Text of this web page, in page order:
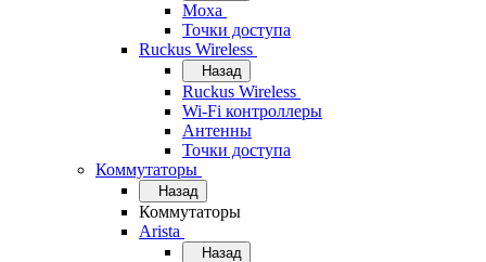
Moxa
Точки доступа
Ruckus Wireless
Назад
Ruckus Wireless
Wi-Fi контроллеры
Антенны
Точки доступа
Коммутаторы
Назад
Коммутаторы
Arista
Назад